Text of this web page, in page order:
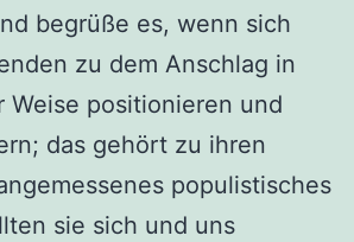
begrüße es, wenn sich
zu dem Anschlag in
Weise positionieren und
das gehört zu ihren
populistisches
sie sich und uns